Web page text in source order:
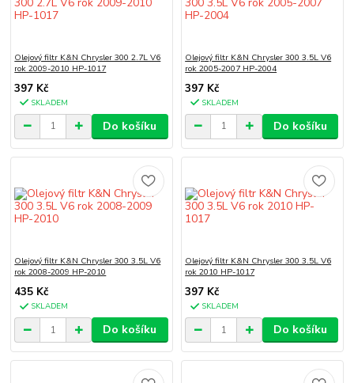
Olejový filtr K&N Chrysler 300 2.7L V6
rok 2009-2010 HP-1017
397 Kč
SKLADEM
Do košíku
Olejový filtr K&N Chrysler 300 3.5L V6
rok 2005-2007 HP-2004
397 Kč
SKLADEM
Do košíku
Olejový filtr K&N Chrysler 300 3.5L V6
rok 2008-2009 HP-2010
435 Kč
SKLADEM
Do košíku
Olejový filtr K&N Chrysler 300 3.5L V6
rok 2010 HP-1017
397 Kč
SKLADEM
Do košíku